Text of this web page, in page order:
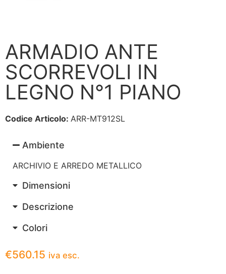
ARMADIO ANTE
SCORREVOLI IN
LEGNO N°1 PIANO
Codice Articolo: ARR-MT912SL
Ambiente
ARCHIVIO E ARREDO METALLICO
Dimensioni
Descrizione
Colori
€560.15 iva esc.